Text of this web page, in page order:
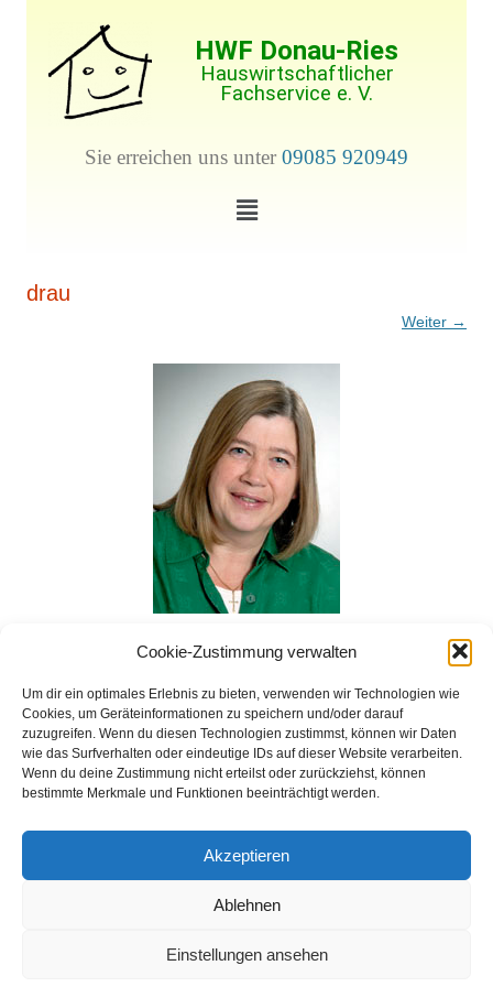
Cookie-Zustimmung verwalten
Um dir ein optimales Erlebnis zu bieten, verwenden wir Technologien wie
Cookies, um Geräteinformationen zu speichern und/oder darauf
zuzugreifen. Wenn du diesen Technologien zustimmst, können wir Daten
wie das Surfverhalten oder eindeutige IDs auf dieser Website verarbeiten.
Wenn du deine Zustimmung nicht erteilst oder zurückziehst, können
bestimmte Merkmale und Funktionen beeinträchtigt werden.
Akzeptieren
Ablehnen
Einstellungen ansehen
HWF Donau-Ries
Hauswirtschaftlicher
Fachservice e. V.
Sie erreichen uns unter 09085 920949
drau
Weiter →